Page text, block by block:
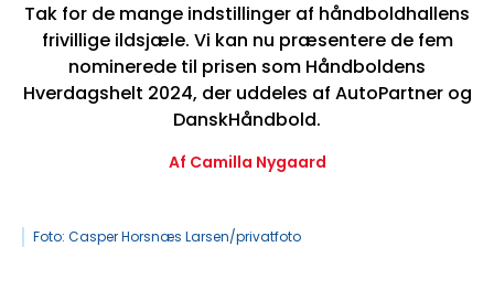
Tak for de mange indstillinger af håndboldhallens
frivillige ildsjæle. Vi kan nu præsentere de fem
nominerede til prisen som Håndboldens
Hverdagshelt 2024, der uddeles af AutoPartner og
DanskHåndbold.
Af Camilla Nygaard
Foto: Casper Horsnæs Larsen/privatfoto